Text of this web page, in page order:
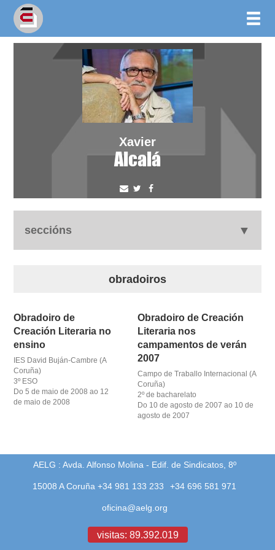
Xavier
Alcalá
seccións
fototeca
videoteca
materiais didácticos
obradoiros
Obradoiro de
Creación Literaria no
ensino
IES David Buján-Cambre (A
Coruña)
3º ESO
Do 5 de maio de 2008 ao 12
de maio de 2008
Obradoiro de Creación
Literaria nos
campamentos de verán
2007
Campo de Traballo Internacional (A
Coruña)
2º de bacharelato
Do 10 de agosto de 2007 ao 10 de
agosto de 2007
AELG : Avda. Alfonso Molina - Edif. de Sindicatos, 8º
15008 A Coruña +34 981 133 233 +34 696 581 971
oficina@aelg.org
visitas: 89.392.019